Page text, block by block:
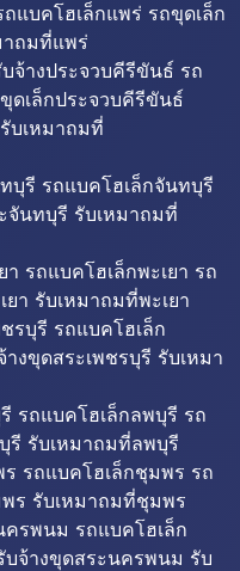
แบคโฮเล็กแพร่ รถขุดเล็ก
าถมที่แพร่
จ้างประจวบคีรีขันธ์ รถ
ดเล็กประจวบคีรีขันธ์
บเหมาถมที่
บุรี รถแบคโฮเล็กจันทบุรี
จันทบุรี รับเหมาถมที่
า รถแบคโฮเล็กพะเยา รถ
ยา รับเหมาถมที่พะเยา
รบุรี รถแบคโฮเล็ก
งขุดสระเพชรบุรี รับเหมา
รถแบคโฮเล็กลพบุรี รถ
รี รับเหมาถมที่ลพบุรี
รถแบคโฮเล็กชุมพร รถ
ร รับเหมาถมที่ชุมพร
รพนม รถแบคโฮเล็ก
จ้างขุดสระนครพนม รับ